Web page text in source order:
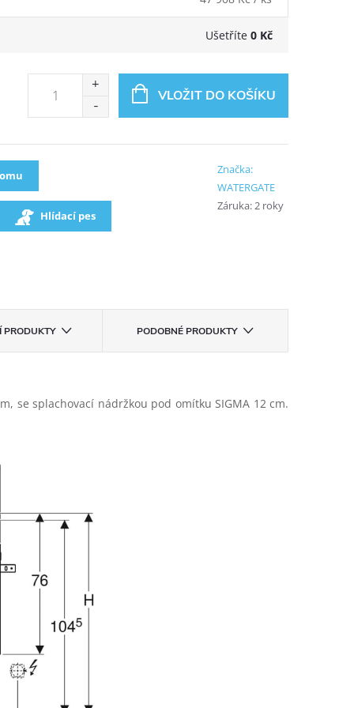
Ušetříte 0 Kč
VLOŽIT DO KOŠÍKU
Hlídací pes
Značka:
WATERGATE
Záruka:2 roky
PRODUKTY PODOBNÉ PRODUKTY
se splachovací nádržkou pod omítku SIGMA 12 cm.